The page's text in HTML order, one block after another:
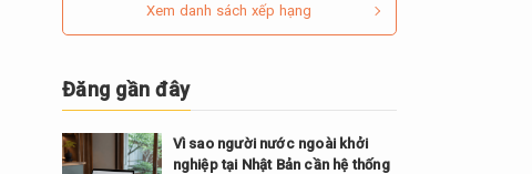
Xem danh sách xếp hạng
Đăng gần đây
Vì sao người nước ngoài khởi
nghiệp tại Nhật Bản cần hệ thống